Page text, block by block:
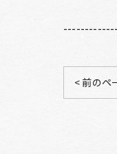
< 前のペ